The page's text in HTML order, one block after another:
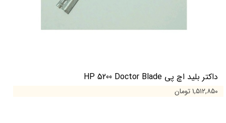
داکتر بلید اچ پی HP 5200 Doctor Blade
۱,۵۱۲,۸۵۰ تومان